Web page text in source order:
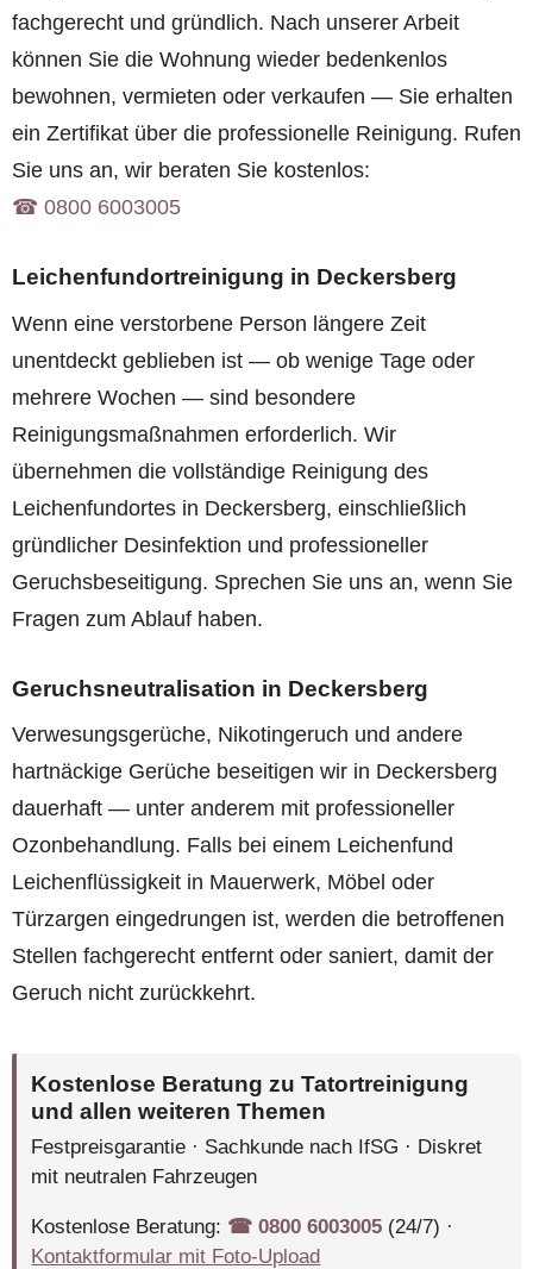
fachgerecht und gründlich. Nach unserer Arbeit
können Sie die Wohnung wieder bedenkenlos
bewohnen, vermieten oder verkaufen — Sie erhalten
ein Zertifikat über die professionelle Reinigung. Rufen
Sie uns an, wir beraten Sie kostenlos:
☎︎ 0800 6003005
Leichenfundortreinigung in Deckersberg
Wenn eine verstorbene Person längere Zeit
unentdeckt geblieben ist — ob wenige Tage oder
mehrere Wochen — sind besondere
Reinigungsmaßnahmen erforderlich. Wir
übernehmen die vollständige Reinigung des
Leichenfundortes in Deckersberg, einschließlich
gründlicher Desinfektion und professioneller
Geruchsbeseitigung. Sprechen Sie uns an, wenn Sie
Fragen zum Ablauf haben.
Geruchsneutralisation in Deckersberg
Verwesungsgerüche, Nikotingeruch und andere
hartnäckige Gerüche beseitigen wir in Deckersberg
dauerhaft — unter anderem mit professioneller
Ozonbehandlung. Falls bei einem Leichenfund
Leichenflüssigkeit in Mauerwerk, Möbel oder
Türzargen eingedrungen ist, werden die betroffenen
Stellen fachgerecht entfernt oder saniert, damit der
Geruch nicht zurückkehrt.
Kostenlose Beratung zu Tatortreinigung
und allen weiteren Themen
Festpreisgarantie · Sachkunde nach IfSG · Diskret
mit neutralen Fahrzeugen
Kostenlose Beratung: ☎︎ 0800 6003005 (24/7) ·
Kontaktformular mit Foto-Upload